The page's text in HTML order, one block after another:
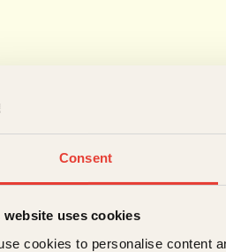
Consent
website uses cookies
cookies to personalise content